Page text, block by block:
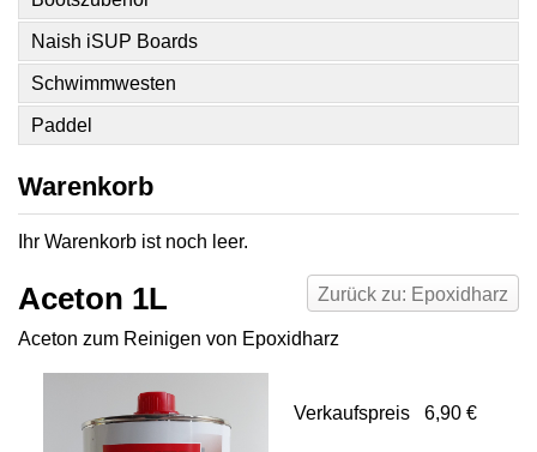
Naish iSUP Boards
Schwimmwesten
Paddel
Warenkorb
Ihr Warenkorb ist noch leer.
Zurück zu: Epoxidharz
Aceton 1L
Aceton zum Reinigen von Epoxidharz
Verkaufspreis 6,90 €